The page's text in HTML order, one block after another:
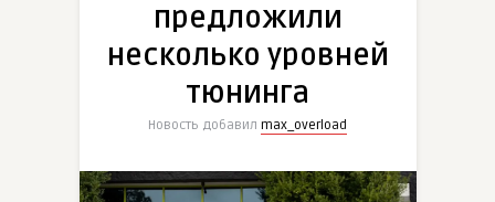
предложили
несколько уровней
тюнинга
Новость добавил max_overload